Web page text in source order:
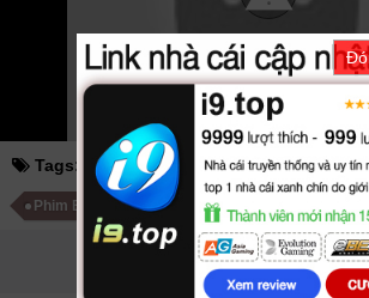
Đóng Giả Làm Mẹ02/10
Tags: đóng giả làm mẹ Phim Nhật
Phim Bộ Nhật Bản
PHIM LIÊN QUAN